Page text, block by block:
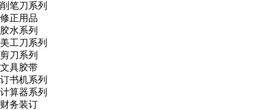
削笔刀系列
修正用品
胶水系列
美工刀系列
剪刀系列
文具胶带
订书机系列
计算器系列
财务装订